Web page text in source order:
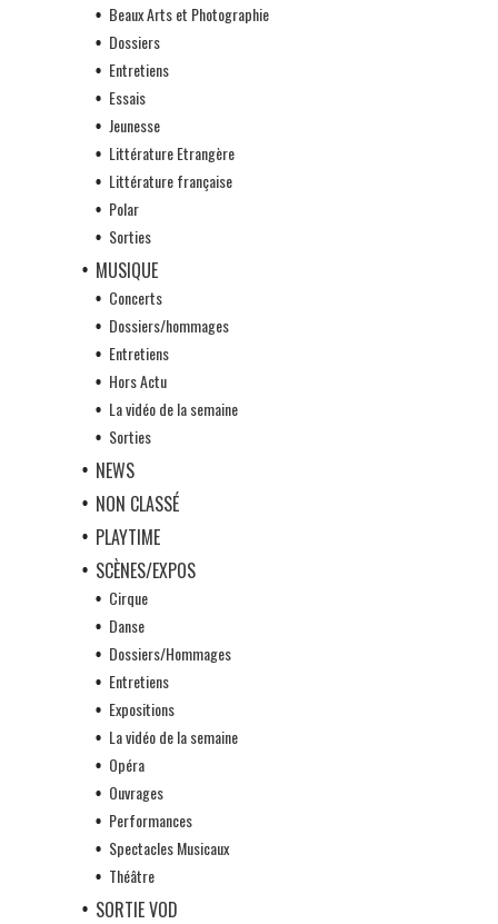
Beaux Arts et Photographie
Dossiers
Entretiens
Essais
Jeunesse
Littérature Etrangère
Littérature française
Polar
Sorties
MUSIQUE
Concerts
Dossiers/hommages
Entretiens
Hors Actu
La vidéo de la semaine
Sorties
NEWS
NON CLASSÉ
PLAYTIME
SCÈNES/EXPOS
Cirque
Danse
Dossiers/Hommages
Entretiens
Expositions
La vidéo de la semaine
Opéra
Ouvrages
Performances
Spectacles Musicaux
Théâtre
SORTIE VOD